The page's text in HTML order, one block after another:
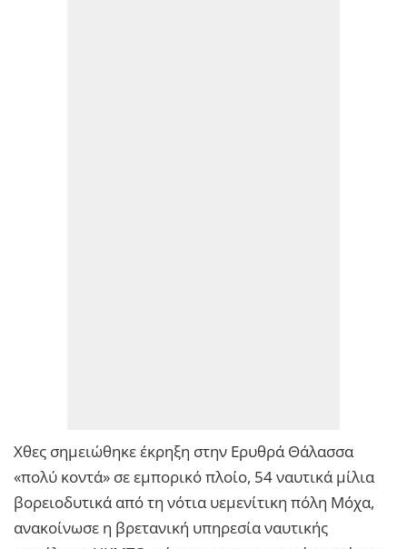
Χθες σημειώθηκε έκρηξη στην Ερυθρά Θάλασσα
«πολύ κοντά» σε εμπορικό πλοίο, 54 ναυτικά μίλια
βορειοδυτικά από τη νότια υεμενίτικη πόλη Μόχα,
ανακοίνωσε η βρετανική υπηρεσία ναυτικής